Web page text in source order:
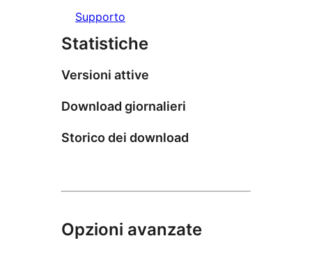
Supporto
Statistiche
Versioni attive
Download giornalieri
Storico dei download
Opzioni avanzate